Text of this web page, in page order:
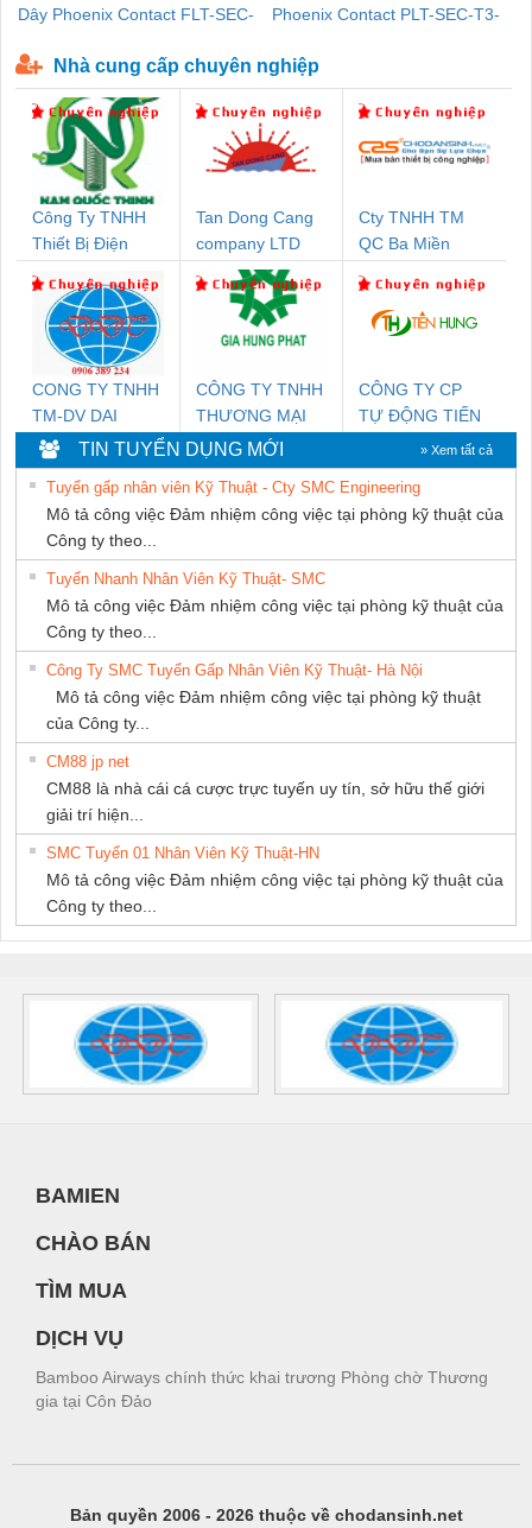
Dây Phoenix Contact FLT-SEC-
Phoenix Contact PLT-SEC-T3-
Nhà cung cấp chuyên nghiệp
Công Ty TNHH
Thiết Bị Điện
Tan Dong Cang
company LTD
Cty TNHH TM
QC Ba Miền
CONG TY TNHH
TM-DV DAI
DONG THANH
CÔNG TY TNHH
THƯƠNG MẠI
DỊCH VỤ KỸ
THUẬT ĐIỆN CƠ
GIA HƯNG
PHÁT
CÔNG TY CP
TỰ ĐỘNG TIẾN
TIN TUYỂN DỤNG MỚI » Xem tất cả
Tuyển gấp nhân viên Kỹ Thuật - Cty SMC Engineering
Mô tả công việc Đảm nhiệm công việc tại phòng kỹ thuật của
Công ty theo...
Tuyển Nhanh Nhân Viên Kỹ Thuật- SMC
Mô tả công việc Đảm nhiệm công việc tại phòng kỹ thuật của
Công ty theo...
Công Ty SMC Tuyển Gấp Nhân Viên Kỹ Thuật- Hà Nội
Mô tả công việc Đảm nhiệm công việc tại phòng kỹ thuật
của Công ty...
CM88 jp net
CM88 là nhà cái cá cược trực tuyến uy tín, sở hữu thế giới
giải trí hiện...
SMC Tuyển 01 Nhân Viên Kỹ Thuật-HN
Mô tả công việc Đảm nhiệm công việc tại phòng kỹ thuật của
Công ty theo...
BAMIEN
CHÀO BÁN
TÌM MUA
DỊCH VỤ
Bamboo Airways chính thức khai trương Phòng chờ Thương
gia tại Côn Đảo
Bản quyền 2006 - 2026 thuộc về chodansinh.net